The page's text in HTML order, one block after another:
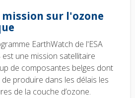
mission sur l'ozone
EarthWatch de l'ESA
est une mission satellitaire
de composantes belges dont
de produire dans les délais les
de la couche d’ozone.